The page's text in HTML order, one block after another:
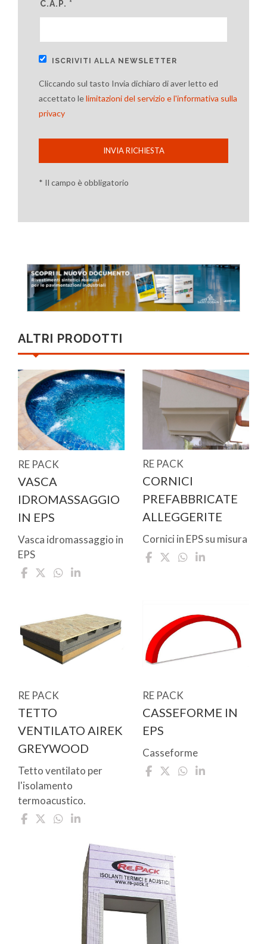
C.A.P. *
ISCRIVITI ALLA NEWSLETTER
Cliccando sul tasto Invia dichiaro di aver letto ed
accettato lelimitazioni del servizio e l'informativa sulla
privacy
INVIA RICHIESTA
* Il campo è obbligatorio
ALTRI PRODOTTI
RE PACK
VASCA
IDROMASSAGGIO
IN EPS
Vasca idromassaggio in
EPS
RE PACK
CORNICI
PREFABBRICATE
ALLEGGERITE
Cornici in EPS su misura
RE PACK
TETTO
VENTILATO AIREK
GREYWOOD
Tetto ventilato per
l'isolamento
termoacustico.
RE PACK
CASSEFORME IN
EPS
Casseforme